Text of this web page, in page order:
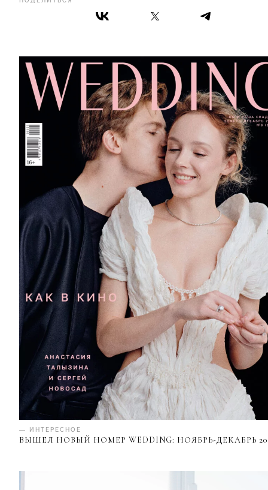
— ИНТЕРЕСНОЕ
ВЫШЕЛ НОВЫЙ НОМЕР WEDDING: НОЯБРЬ-ДЕКАБРЬ